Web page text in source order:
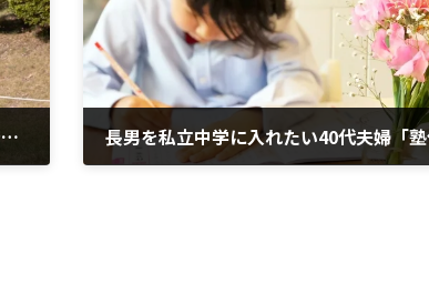
妻が車いす生活で先行き不安 3800万円の貯蓄で足りるのか